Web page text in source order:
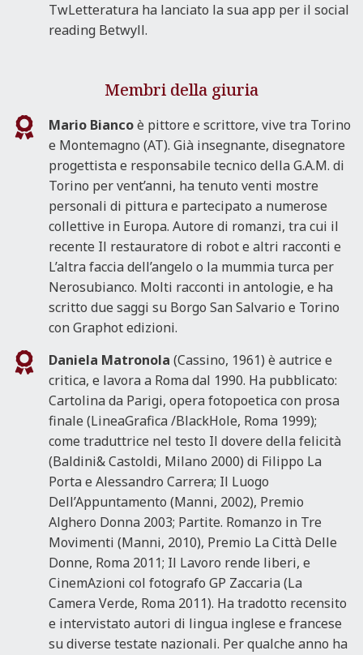
TwLetteratura ha lanciato la sua app per il social
reading Betwyll.
Membri della giuria
Mario Biancoè pittore e scrittore, vive tra Torino
e Montemagno (AT). Già insegnante, disegnatore
progettista e responsabile tecnico della G.A.M. di
Torino per vent’anni, ha tenuto venti mostre
personali di pittura e partecipato a numerose
collettive in Europa. Autore di romanzi, tra cui il
recente Il restauratore di robot e altri racconti e
L’altra faccia dell’angelo o la mummia turca per
Nerosubianco. Molti racconti in antologie, e ha
scritto due saggi su Borgo San Salvario e Torino
con Graphot edizioni.
Daniela Matronola (Cassino, 1961) è autrice e
critica, e lavora a Roma dal 1990. Ha pubblicato:
Cartolina da Parigi, opera fotopoetica con prosa
finale (LineaGrafica /BlackHole, Roma 1999);
come traduttrice nel testo Il dovere della felicità
(Baldini& Castoldi, Milano 2000) di Filippo La
Porta e Alessandro Carrera; Il Luogo
Dell’Appuntamento (Manni, 2002), Premio
Alghero Donna 2003; Partite. Romanzo in Tre
Movimenti (Manni, 2010), Premio La Città Delle
Donne, Roma 2011; Il Lavoro rende liberi, e
CinemAzioni col fotografo GP Zaccaria (La
Camera Verde, Roma 2011). Ha tradotto recensito
e intervistato autori di lingua inglese e francese
su diverse testate nazionali. Per qualche anno ha